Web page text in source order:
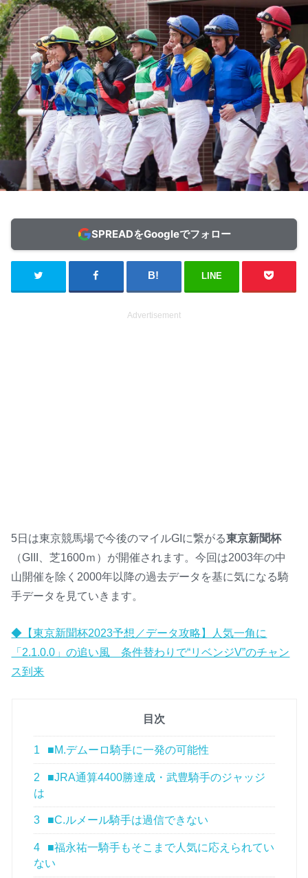
SPREADをGoogleでフォロー
LINE
Advertisement
5日は東京競馬場で今後のマイルGIに繋がる東京新聞杯
（GIII、芝1600ｍ）が開催されます。今回は2003年の中
山開催を除く2000年以降の過去データを基に気になる騎
手データを見ていきます。
◆【東京新聞杯2023予想／データ攻略】人気一角に
「2.1.0.0」の追い風 条件替わりで“リベンジV”のチャン
ス到来
目次
1 ■M.デムーロ騎手に一発の可能性
2
■JRA通算4400勝達成・武豊騎手のジャッジ
は
3 ■C.ルメール騎手は過信できない
4
■福永祐一騎手もそこまで人気に応えられてい
ない